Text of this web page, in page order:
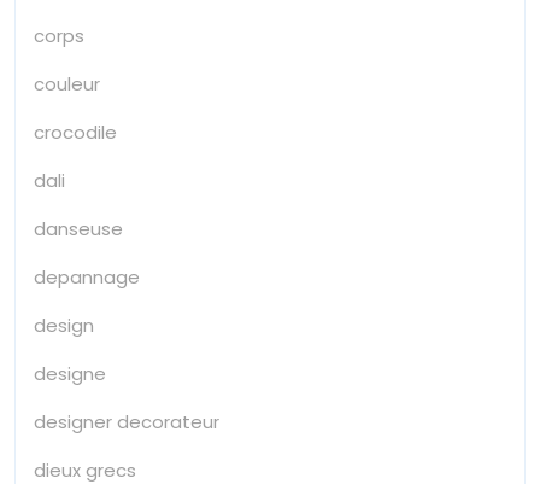
corps
couleur
crocodile
dali
danseuse
depannage
design
designe
designer decorateur
dieux grecs